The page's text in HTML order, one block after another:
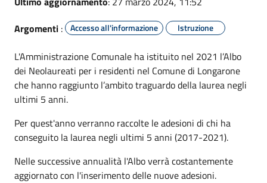
Argomenti : Accesso all'informazione Istruzione
L'Amministrazione Comunale ha istituito nel 2021 l’Albo
dei Neolaureati per i residenti nel Comune di Longarone
che hanno raggiunto l’ambito traguardo della laurea negli
ultimi 5 anni.
Per quest'anno verranno raccolte le adesioni di chi ha
conseguito la laurea negli ultimi 5 anni (2017-2021).
Nelle successive annualità l'Albo verrà costantemente
aggiornato con l'inserimento delle nuove adesioni.